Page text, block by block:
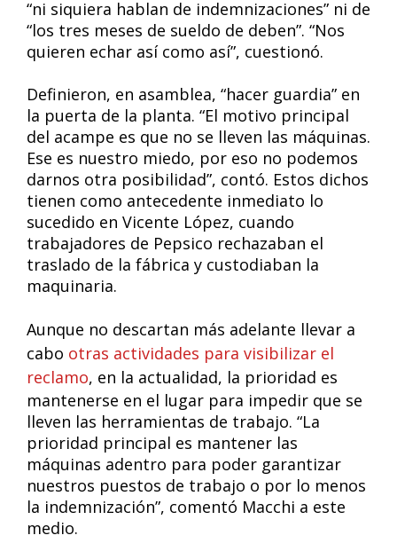
“ni siquiera hablan de indemnizaciones” ni de
“los tres meses de sueldo de deben”. “Nos
quieren echar así como así”, cuestionó.
Definieron, en asamblea, “hacer guardia” en
la puerta de la planta. “El motivo principal
del acampe es que no se lleven las máquinas.
Ese es nuestro miedo, por eso no podemos
darnos otra posibilidad”, contó. Estos dichos
tienen como antecedente inmediato lo
sucedido en Vicente López, cuando
trabajadores de Pepsico rechazaban el
traslado de la fábrica y custodiaban la
maquinaria.
Aunque no descartan más adelante llevar a
cabo otras actividades para visibilizar el
reclamo, en la actualidad, la prioridad es
mantenerse en el lugar para impedir que se
lleven las herramientas de trabajo. “La
prioridad principal es mantener las
máquinas adentro para poder garantizar
nuestros puestos de trabajo o por lo menos
la indemnización”, comentó Macchi a este
medio.